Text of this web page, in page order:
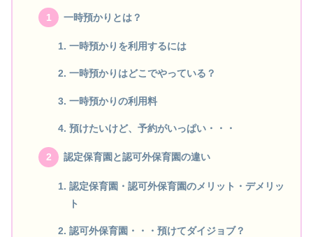
一時預かりとは？
一時預かりを利用するには
一時預かりはどこでやっている？
一時預かりの利用料
預けたいけど、予約がいっぱい・・・
認定保育園と認可外保育園の違い
認定保育園・認可外保育園のメリット・デメリッ
ト
認可外保育園・・・預けてダイジョブ？